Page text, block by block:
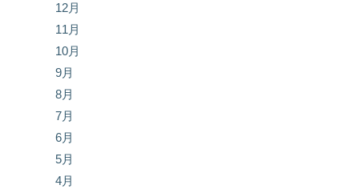
12月
11月
10月
9月
8月
7月
6月
5月
4月